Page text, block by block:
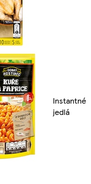
Instantné
jedlá